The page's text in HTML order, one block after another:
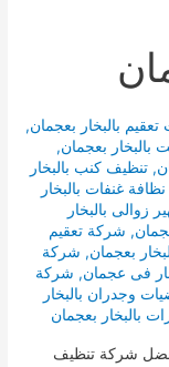
بالبخار بعجمان,
بالبخار بعجمان,
,تنظيف كنب بالبخار
غنفات بالبخار
زوالى بالبخار
, شركة تعقيم
بعجمان, شركة
فى عجمان, شركة
وجدران بالبخار
بالبخار بعجمان
شركة تنظيف